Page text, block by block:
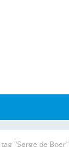
"Serge de Boer"